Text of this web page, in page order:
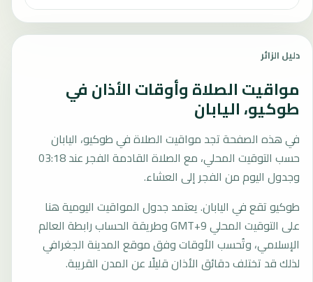
دليل الزائر
مواقيت الصلاة وأوقات الأذان في
طوكيو، اليابان
في هذه الصفحة تجد مواقيت الصلاة في طوكيو، اليابان
حسب التوقيت المحلي، مع الصلاة القادمة الفجر عند 03:18
وجدول اليوم من الفجر إلى العشاء.
طوكيو تقع في اليابان. يعتمد جدول المواقيت اليومية هنا
على التوقيت المحلي GMT+9 وطريقة الحساب رابطة العالم
الإسلامي، وتُحسب الأوقات وفق موقع المدينة الجغرافي
لذلك قد تختلف دقائق الأذان قليلًا عن المدن القريبة.